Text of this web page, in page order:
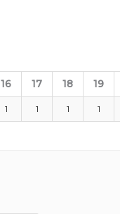
16 17 18 19
1 1 1 1